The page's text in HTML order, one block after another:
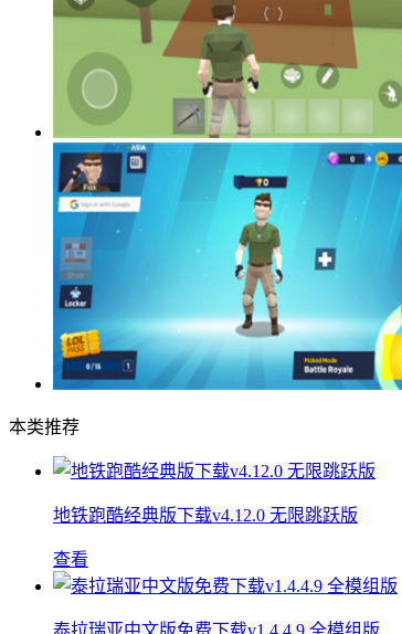
本类推荐
地铁跑酷经典版下载v4.12.0 无限跳跃版
查看